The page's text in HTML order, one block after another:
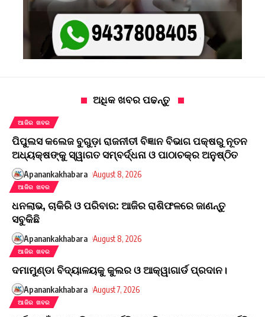
ଅଧିକ ଖବର ପଢନ୍ତୁ
ଆଜିର ଖବର
ପିପୁଲସ କଲେଜ ବୁଗୁଡ଼ା ରାଜନୀତୀ ବିଜ୍ଞାନ ବିଭାଗ ପକ୍ଷରୁ ନୂତନ
ଅଧ୍ୟକ୍ଷଙ୍କୁ ସ୍ୱାଗତ ସମ୍ବର୍ଦ୍ଧନା ଓ ପାଠାଚକ୍ର ଅନୁଷ୍ଠିତ
Apanankakhabara August 8, 2026
ଆଜିର ଖବର
ଧନଲାଭ, ଚାକିରି ଓ ପରିବାର: ଆଜିର ରାଶିଫଳରେ ଜାଣନ୍ତୁ
ସବୁକିଛି
Apanankakhabara August 8, 2026
ଆଜିର ଖବର
ଦମାମୁଣ୍ଡା ବିଦ୍ୟାଳୟକୁ କୁଲର ଓ ଆକ୍ୱାଗାର୍ଡ ପ୍ରଦାନ।
Apanankakhabara August 7, 2026
ଆଜିର ଖବର